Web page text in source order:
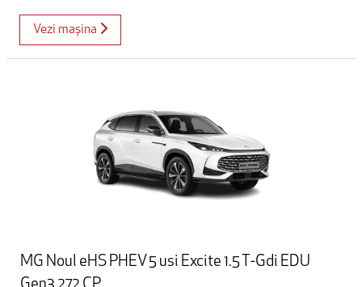
Vezi mașina
MG Noul eHS PHEV 5 usi Excite 1.5 T-Gdi EDU